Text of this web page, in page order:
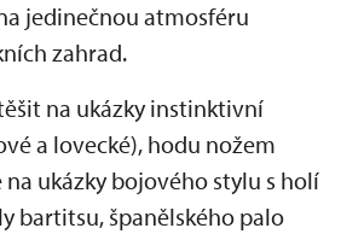
jedinečnou atmosféru
zahrad.
na ukázky instinktivní
a lovecké), hodu nožem
na ukázky bojového stylu s holí
bartitsu, španělského palo